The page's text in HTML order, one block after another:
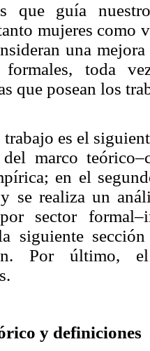
que guía
mujeres como
una
formales, toda
que posean los
es el
marco
en el
y se realiza un
por sector
siguiente
Por último,
y definiciones